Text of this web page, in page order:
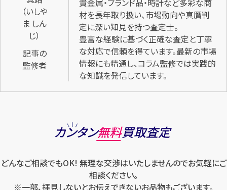
記事の
監修者
貴金属・ブランド品・時計など多彩な商
材を長年取り扱い、市場動向や真贋判
定に深い知見を持つ査定士。
豊富な経験に基づく正確な査定と丁寧
な対応で信頼を得ています。最新の市場
情報にも精通し、コラム監修では実践的
な知識を発信しています。
カンタン無料買取査定
どんなご相談でもOK! 無理な交渉はいたしませんのでお気軽にご
相談ください。
※一部、拝見しないとお伝えできないお品物もございます。